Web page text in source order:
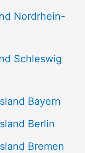
Nordrhein-
Schleswig
Bayern
Berlin
Bremen